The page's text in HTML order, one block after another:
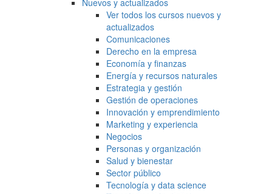
Nuevos y actualizados
Ver todos los cursos nuevos y
actualizados
Comunicaciones
Derecho en la empresa
Economía y finanzas
Energía y recursos naturales
Estrategia y gestión
Gestión de operaciones
Innovación y emprendimiento
Marketing y experiencia
Negocios
Personas y organización
Salud y bienestar
Sector público
Tecnología y data science